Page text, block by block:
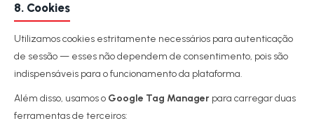
8. Cookies
Utilizamos cookies estritamente necessários para autenticação
de sessão — esses não dependem de consentimento, pois são
indispensáveis para o funcionamento da plataforma.
Além disso, usamos o Google Tag Manager para carregar duas
ferramentas de terceiros: